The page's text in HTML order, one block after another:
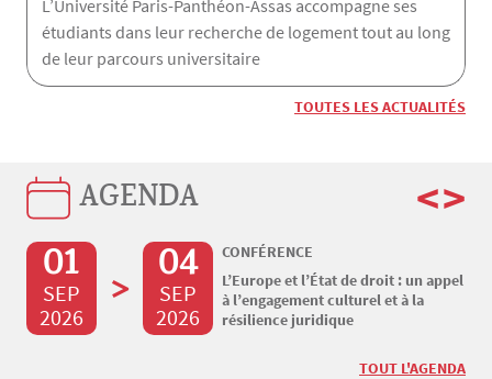
L’Université Paris-Panthéon-Assas accompagne ses
étudiants dans leur recherche de logement tout au long
de leur parcours universitaire
TOUTES LES ACTUALITÉS
AGENDA
01
SEP
2026
> 04
SEP
2026
CONFÉRENCE
L’Europe et l’État de droit : un appel
à l’engagement culturel et à la
résilience juridique
<>
TOUT L'AGENDA